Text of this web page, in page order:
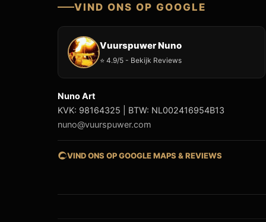
VIND ONS OP GOOGLE
Vuurspuwer Nuno
⭐ 4.9/5 - Bekijk Reviews
Nuno Art
KVK: 98164325 | BTW: NL002416954B13
nuno@vuurspuwer.com
VIND ONS OP GOOGLE MAPS & REVIEWS